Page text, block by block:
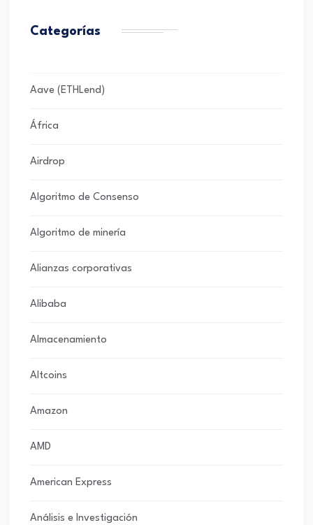
Categorías
Aave (ETHLend)
África
Airdrop
Algoritmo de Consenso
Algoritmo de minería
Alianzas corporativas
Alibaba
Almacenamiento
Altcoins
Amazon
AMD
American Express
Análisis e Investigación